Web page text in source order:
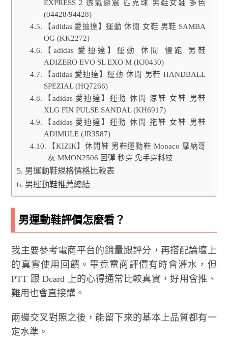
EXPRESS 2 透氣避震 匹克球 男鞋女鞋 多色
(04428/94428)
【adidas 愛迪達】運動 休閒 女鞋 男鞋 SAMBA
OG (KK2272)
【adidas 愛迪達】運動 休閒 慢跑 男鞋
ADIZERO EVO SL EXO M (KJ0430)
【adidas 愛迪達】運動 休閒 男鞋 HANDBALL
SPEZIAL (HQ7266)
【adidas 愛迪達】運動 休閒 涼鞋 女鞋 男鞋
XLG FIN PULSE SANDAL (KH6917)
【adidas 愛迪達】運動 休閒 拖鞋 女鞋 男鞋
ADIMULE (JR3587)
【KIZIK】休閒鞋 男鞋運動鞋 Monaco 摩納哥
灰 MMON2506 回彈 秒穿 免手穿科技
男運動鞋規格價格比較表
男運動鞋推薦總結
男運動鞋評價怎麼看？
我主要參考電商平台的銷量跟評分，再搭配論壇上
的真實使用回饋。畢竟電商評價有時會灌水，但
PTT 跟 Dcard 上的心得通常比較真實，好用會推、
難用也會直接講。
兩邊交叉對照之後，能留下來的基本上品質都有一
定水準。